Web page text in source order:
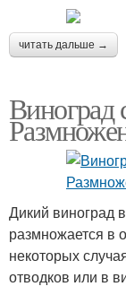
читать дальше →
Виноград
Дикий виноград
размножается в
некоторых
отводков или в